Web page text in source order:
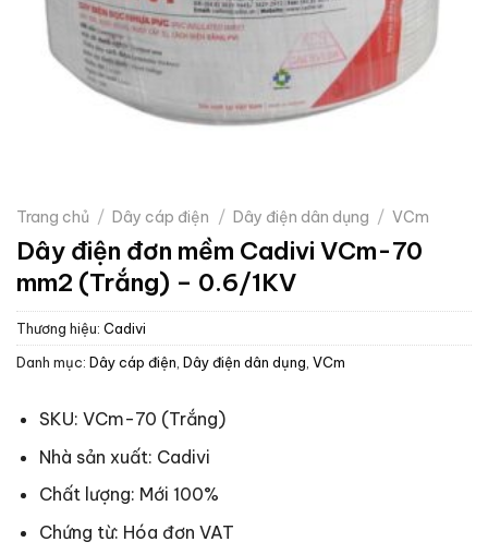
Trang chủ / Dây cáp điện / Dây điện dân dụng / VCm
Dây điện đơn mềm Cadivi VCm-70
mm2 (Trắng) – 0.6/1KV
Thương hiệu: Cadivi
Danh mục: Dây cáp điện Dây điện dân dụng VCm
SKU: VCm-70 (Trắng)
Nhà sản xuất: Cadivi
Chất lượng: Mới 100%
Chứng từ: Hóa đơn VAT